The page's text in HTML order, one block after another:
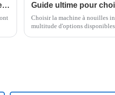
Comment choisir la machine à nouilles frites idéale pour votre entreprise
Choisir la machine à nouilles
multitude d'options